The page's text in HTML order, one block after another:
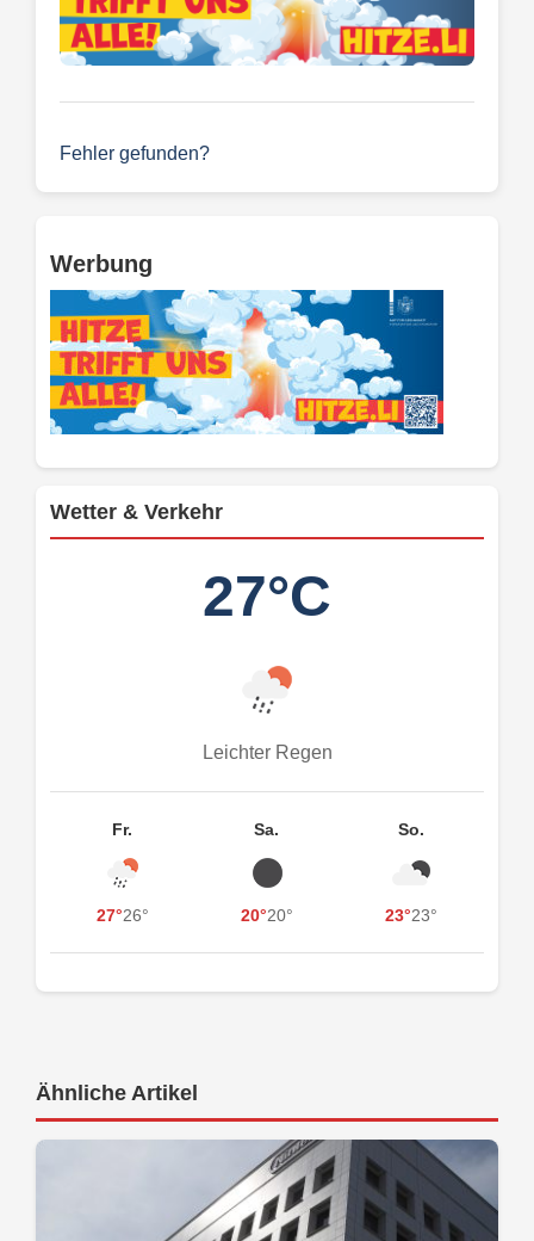
Fehler gefunden?
Werbung
Wetter & Verkehr
27°C
Leichter Regen
Fr.
27°26°
Sa.
20°20°
So.
23°23°
Ähnliche Artikel